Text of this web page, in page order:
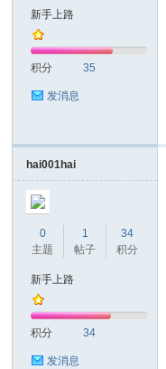
新手上路
积分 35
发消息
hai001hai
0
主题
1
帖子
34
积分
新手上路
积分 34
发消息